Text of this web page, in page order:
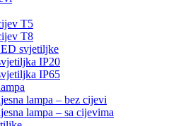
T5
T8
svjetiljke
IP20
IP65
lampa – bez cijevi
lampa – sa cijevima